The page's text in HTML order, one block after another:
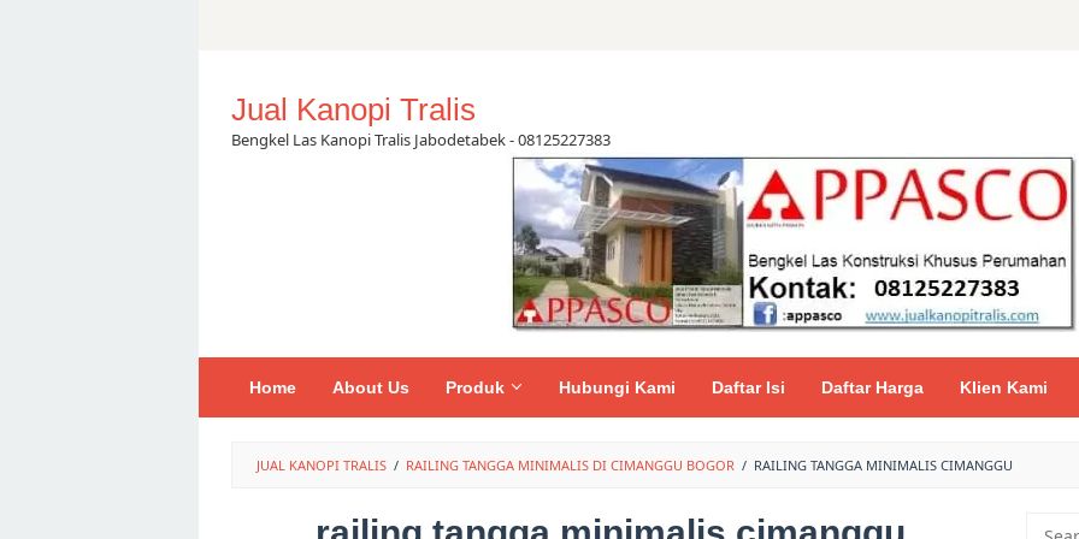
Jual Kanopi Tralis
Bengkel Las Kanopi Tralis Jabodetabek - 08125227383
Home About Us Produk Hubungi Kami Daftar Isi Daftar Harga Klien Kami
JUAL KANOPI TRALIS / RAILING TANGGA MINIMALIS DI CIMANGGU BOGOR / RAILING TANGGA MINIMALIS CIMANGGU